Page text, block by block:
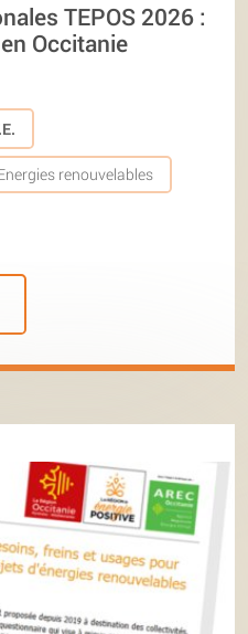
TEPOS 2026 :
Occitanie
renouvelables